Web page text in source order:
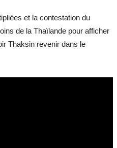
et la contestation du
de la Thaïlande pour afficher
Thaksin revenir dans le